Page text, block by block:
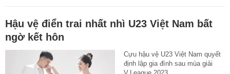
Hậu vệ điển trai nhất nhì U23 Việt Nam bất
ngờ kết hôn
Cựu hậu vệ U23 Việt Nam quyết
định lập gia đình sau mùa giải